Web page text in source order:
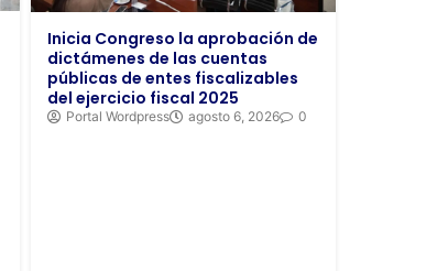
Inicia Congreso la aprobación de
dictámenes de las cuentas
públicas de entes fiscalizables
del ejercicio fiscal 2025
Portal Wordpress agosto 6, 2026 0